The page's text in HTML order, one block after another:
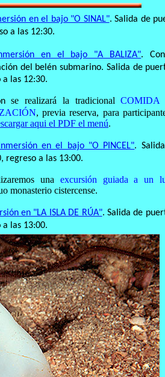
en el bajo "O SINAL". Salida de
a las 12:30.
en el bajo "A BALIZA".
del belén submarino. Salida de
a las 12:30.
se realizará la tradicionalCOMIDA
, previa reserva, para
aqui el PDF el menú.
Inmersión en el bajo "O PINCEL".
regreso a las 13:00.
una excursión guiada a un
monasterio cistercense.
en "LA ISLA DE RÚA". Salida de
a las 13:00.